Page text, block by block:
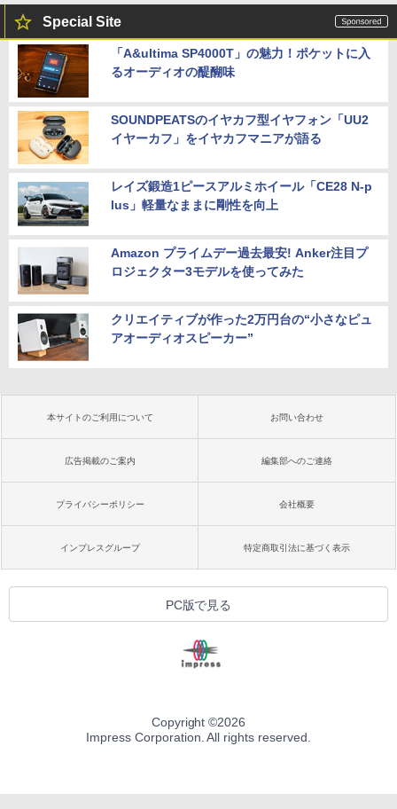
Special Site
「A&ultima SP4000T」の魅力！ポケットに入
るオーディオの醍醐味
SOUNDPEATSのイヤカフ型イヤフォン「UU2
イヤーカフ」をイヤカフマニアが語る
レイズ鍛造1ピースアルミホイール「CE28 N-p
lus」軽量なままに剛性を向上
Amazon プライムデー過去最安! Anker注目プ
ロジェクター3モデルを使ってみた
クリエイティブが作った2万円台の“小さなピュ
アオーディオスピーカー”
本サイトのご利用について お問い合わせ
広告掲載のご案内 編集部へのご連絡
プライバシーポリシー 会社概要
インプレスグループ 特定商取引法に基づく表示
PC版で見る
Copyright ©2026
Impress Corporation. All rights reserved.